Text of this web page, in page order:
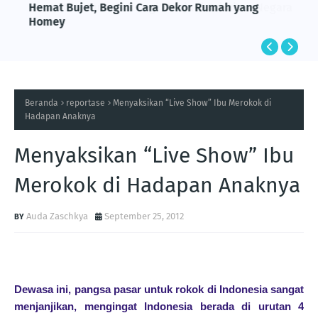
Hemat Bujet, Begini Cara Dekor Rumah yang
Homey
Beranda reportase
Menyaksikan “Live Show” Ibu Merokok di
Hadapan Anaknya
Menyaksikan “Live Show” Ibu
Merokok di Hadapan Anaknya
Auda Zaschkya September 25, 2012
Dewasa ini, pangsa pasar untuk rokok di Indonesia sangat
menjanjikan, mengingat Indonesia berada di urutan 4